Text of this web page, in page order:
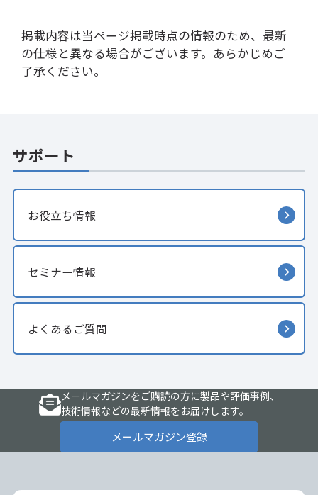
掲載内容は当ページ掲載時点の情報のため、最新
の仕様と異なる場合がございます。あらかじめご
了承ください。
サポート
お役立ち情報
セミナー情報
よくあるご質問
メールマガジンをご購読の方に製品や評価事例、
技術情報などの最新情報をお届けします。
メールマガジン登録